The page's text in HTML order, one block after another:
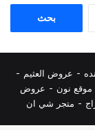
- عروض العثيم -
موقع نون - عروض
- متجر شي ان